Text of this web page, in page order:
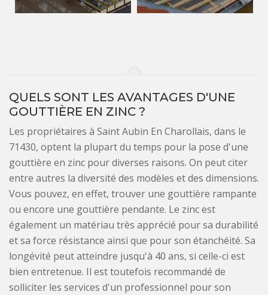
QUELS SONT LES AVANTAGES D'UNE
GOUTTIÈRE EN ZINC ?
Les propriétaires à Saint Aubin En Charollais, dans le
71430, optent la plupart du temps pour la pose d'une
gouttière en zinc pour diverses raisons. On peut citer
entre autres la diversité des modèles et des dimensions.
Vous pouvez, en effet, trouver une gouttière rampante
ou encore une gouttière pendante. Le zinc est
également un matériau très apprécié pour sa durabilité
et sa force résistance ainsi que pour son étanchéité. Sa
longévité peut atteindre jusqu'à 40 ans, si celle-ci est
bien entretenue. Il est toutefois recommandé de
solliciter les services d'un professionnel pour son